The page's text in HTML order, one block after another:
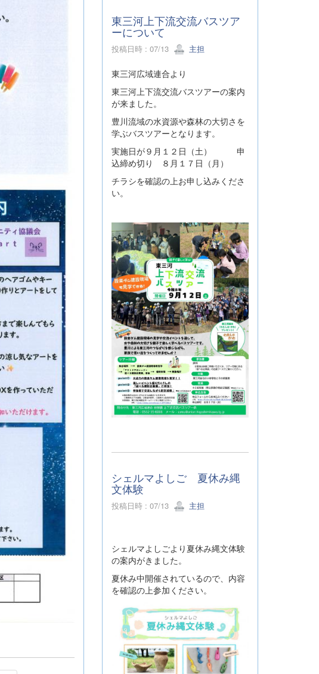
東三河上下流交流バスツア
ーについて
投稿日時 : 07/13 主担
東三河広域連合より
東三河上下流交流バスツアーの案内
が来ました。
豊川流域の水資源や森林の大切さを
学ぶバスツアーとなります。
実施日が９月１２日（土） 申
込締め切り ８月１７日（月）
チラシを確認の上お申し込みくださ
い。
シェルマよしご 夏休み縄
文体験
投稿日時 : 07/13 主担
シェルマよしごより夏休み縄文体験
の案内がきました。
夏休み中開催されているので、内容
を確認の上参加ください。